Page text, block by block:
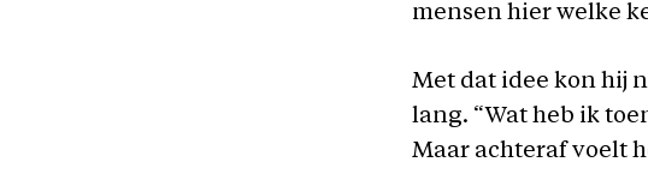
mensen hier welke
Met dat idee kon hij
lang. “Wat heb ik
Maar achteraf voelt